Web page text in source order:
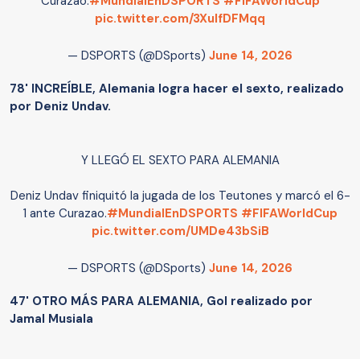
pic.twitter.com/3XuIfDFMqq
— DSPORTS (@DSports) June 14, 2026
78' INCREÍBLE, Alemania logra hacer el sexto, realizado
por Deniz Undav.
Y LLEGÓ EL SEXTO PARA ALEMANIA
Deniz Undav finiquitó la jugada de los Teutones y marcó el 6-
1 ante Curazao.#MundialEnDSPORTS #FIFAWorldCup
pic.twitter.com/UMDe43bSiB
— DSPORTS (@DSports) June 14, 2026
47' OTRO MÁS PARA ALEMANIA, Gol realizado por
Jamal Musiala